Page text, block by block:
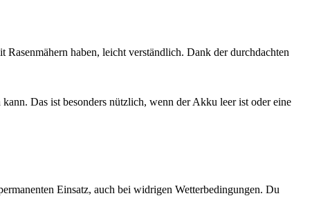
haben, leicht verständlich. Dank der durchdachten
Das ist besonders nützlich, wenn der Akku leer ist oder eine
Einsatz, auch bei widrigen Wetterbedingungen. Du